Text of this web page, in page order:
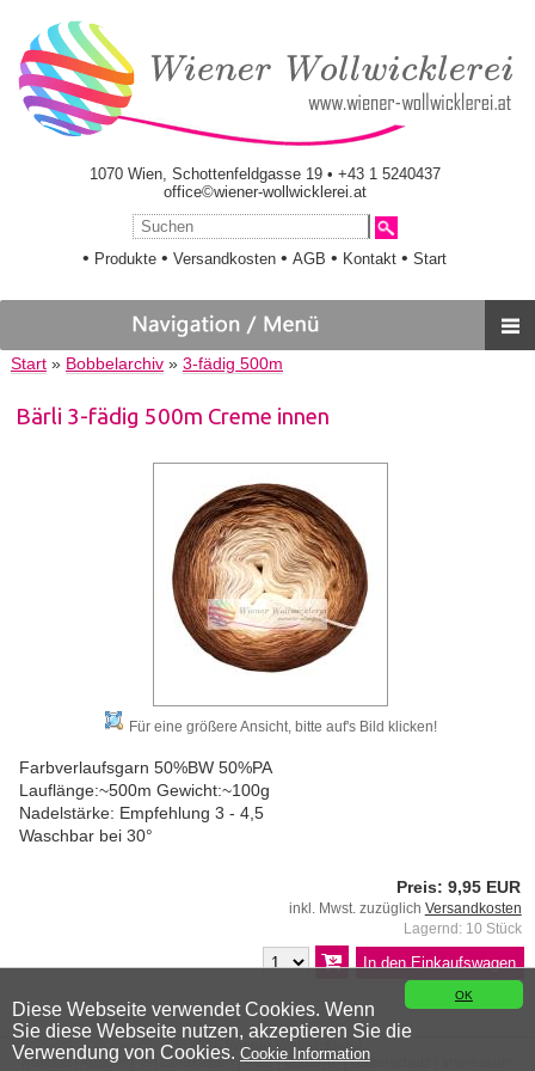
OK
Diese Webseite verwendet Cookies. Wenn
Sie diese Webseite nutzen, akzeptieren Sie die
Verwendung von Cookies. Cookie Information
1070 Wien, Schottenfeldgasse 19 • +43 1 5240437
office©wiener-wollwicklerei.at
• Produkte •Versandkosten •AGB • Kontakt •Start
Start» Bobbelarchiv» 3-fädig 500m
Bärli 3-fädig 500m Creme innen
Für eine größere Ansicht, bitte auf's Bild klicken!
Farbverlaufsgarn 50%BW 50%PA
Lauflänge:~500m Gewicht:~100g
Nadelstärke: Empfehlung 3 - 4,5
Waschbar bei 30°
Preis: 9,95 EUR
inkl. Mwst. zuzüglich Versandkosten
Lagernd: 10 Stück
© 2026 Wiener Wollwicklerei
Kontakt |Anfahrt |Versandkosten |AGB|Widerruf|Datenschutz